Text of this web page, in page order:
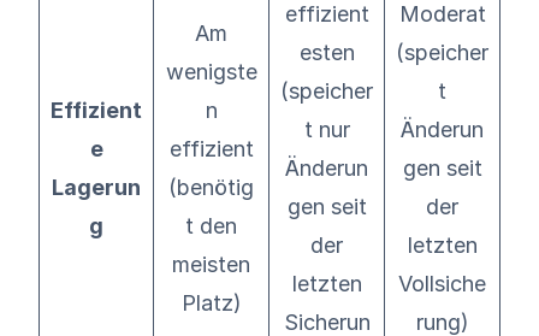
Effizient
e
Lagerun
g
Am
wenigste
n
effizient
(benötig
t den
meisten
Platz)
effizient
esten
(speicher
t nur
Änderun
gen seit
der
letzten
Sicherun
Moderat
(speicher
t
Änderun
gen seit
der
letzten
Vollsiche
rung)